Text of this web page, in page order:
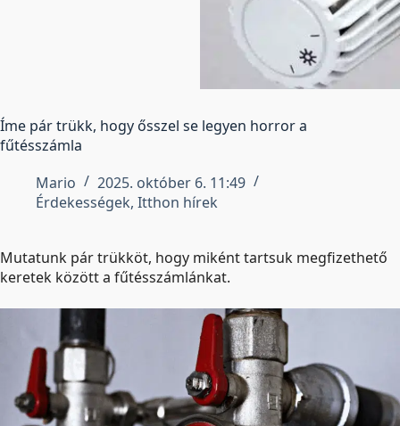
Íme pár trükk, hogy ősszel se legyen horror a
fűtésszámla
Mario
2025. október 6. 11:49
Érdekességek, Itthon hírek
Mutatunk pár trükköt, hogy miként tartsuk megfizethető
keretek között a fűtésszámlánkat.